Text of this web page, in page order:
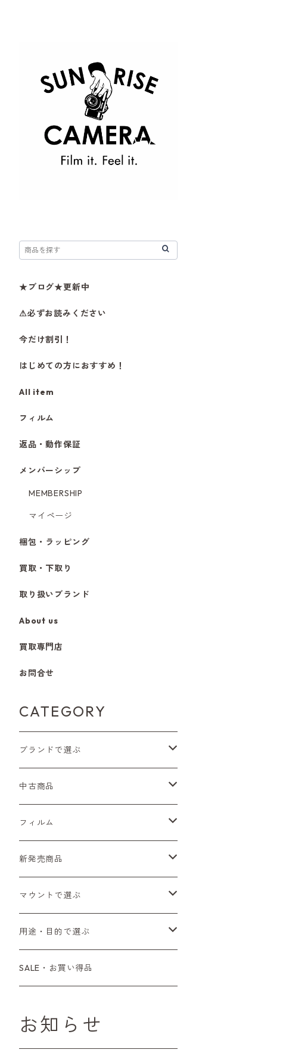
★ブログ★更新中
⚠必ずお読みください
今だけ割引！
はじめての方におすすめ！
All item
フィルム
返品・動作保証
メンバーシップ
MEMBERSHIP
マイページ
梱包・ラッピング
買取・下取り
取り扱いブランド
About us
買取専門店
お問合せ
CATEGORY
ブランドで選ぶ
Nikon（ニコン）
Sシリーズ
Fシリーズ（一桁＋F100）
Canon（キヤノン）
レンジファインダー（7、P）
PENTAX（ペンタックス）
SL、SP
K2、KX、KM
M42単焦点レンズ
CONTAX（コンタックス）
G1、G2
Tシリーズ
MINOLTA（ミノルタ）
コンパクト
α7、α9、X700
OLYMPUS（オリンパス）
PENシリーズ
中古商品
フィルムカメラ
一眼レフカメラ（マニュアルフォーカス）
一眼レフカメラ（オートフォーカス）
ス）
デジタルカメラ
一眼カメラ
ミラーレスカメラ
マニュアルレンズ
一眼レンズ
レンジファインダーレンズ
大判レンズ
オートフォーカスレンズ
一眼レンズ
マウントアダプター
フィルム
レンズ付きフィルム
35mm（135）カラーネガ
35mm（135）白黒ネガ
35mm（135）カラーリバーサル
新発売商品
フィルムカメラ
レンズ付きフィルム
アクセサリー・付属品
マウントで選ぶ
M42
L39
用途・目的で選ぶ
初心者の方へもおすすめ！
SALE・お買い得品
お知らせ